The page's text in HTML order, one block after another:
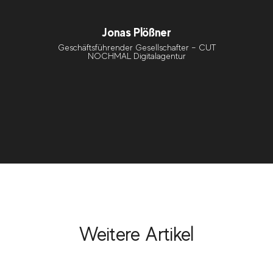
Jonas Plößner
Geschäftsführender Gesellschafter – CUT
NOCHMAL Digitalagentur
Weitere Artikel